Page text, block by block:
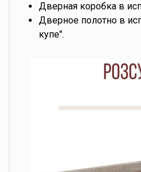
Дверная коробка в
Дверное полотно в
купе".